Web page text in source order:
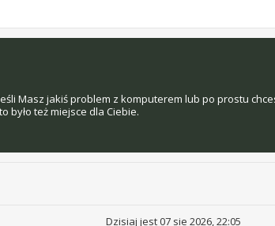
Masz jakiś problem z komputerem lub po prostu
było też miejsce dla Ciebie.
Dzisiaj jest 07 sie 2026, 22:05